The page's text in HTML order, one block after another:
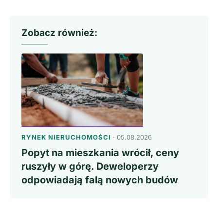
Zobacz również:
RYNEK NIERUCHOMOŚCI · 05.08.2026
Popyt na mieszkania wrócił, ceny
ruszyły w górę. Deweloperzy
odpowiadają falą nowych budów